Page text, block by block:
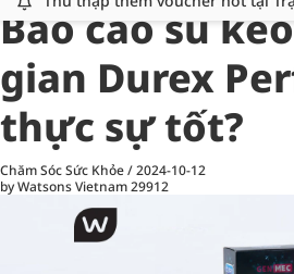
Bao cao su
gian Durex
thực sự tốt?
Chăm Sóc Sức Khỏe/2024-10-12
by Watsons Vietnam29912